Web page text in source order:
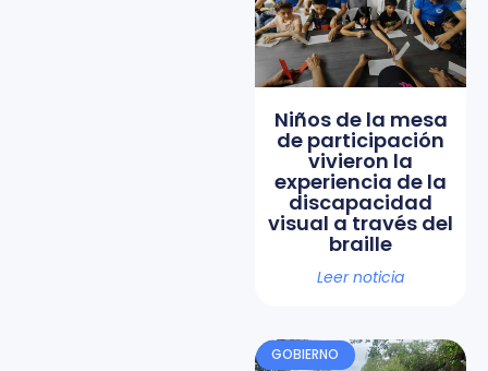
Niños de la mesa
de participación
vivieron la
experiencia de la
discapacidad
visual a través del
braille
Leer noticia
GOBIERNO